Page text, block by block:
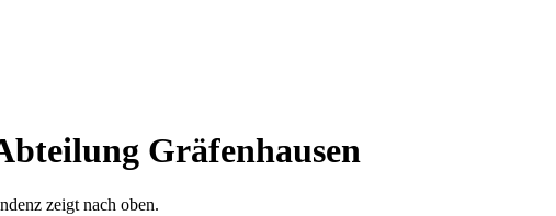
Gräfenhausen
zeigt nach oben.